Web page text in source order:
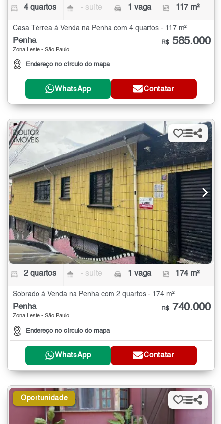
4 quartos - suíte 1 vaga 117 m²
Casa Térrea à Venda na Penha com 4 quartos - 117 m²
Penha
Zona Leste - São Paulo
Endereço no círculo do mapa
R$ 585.000
WhatsApp Contatar
2 quartos - suíte 1 vaga 174 m²
Sobrado à Venda na Penha com 2 quartos - 174 m²
Penha
Zona Leste - São Paulo
Endereço no círculo do mapa
R$ 740.000
WhatsApp Contatar
Oportunidade